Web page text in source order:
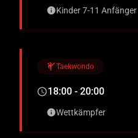
infoKinder 7-11 Anfänger
sports_martial_artsTaekwondo
schedule18:00 - 20:00
infoWettkämpfer